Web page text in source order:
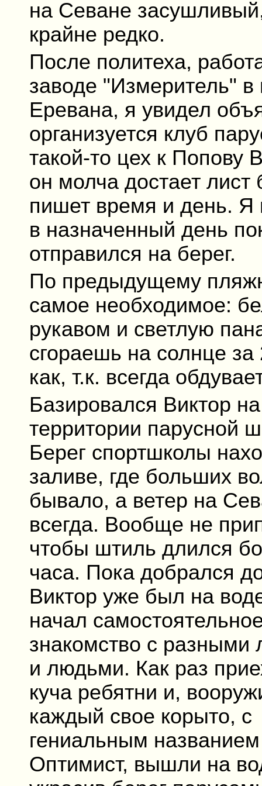
на Севане
крайне редко.
После политеха,
заводе "Измеритель" в
Еревана, я увидел
организуется клуб
такой-то цех к Попову
он молча достает лист
пишет время и день. Я
в назначенный день
отправился на берег.
По предыдущему
самое необходимое:
рукавом и светлую
сгораешь на солнце
как, т.к. всегда
Базировался Виктор на
территории парусной
Берег спортшколы
заливе, где больших
бывало, а ветер на
всегда. Вообще не
чтобы штиль длился
часа. Пока добрался
Виктор уже был на
начал
знакомство с разными
и людьми. Как раз
куча ребятни и,
каждый свое корыто, с
гениальным названием
Оптимист, вышли на